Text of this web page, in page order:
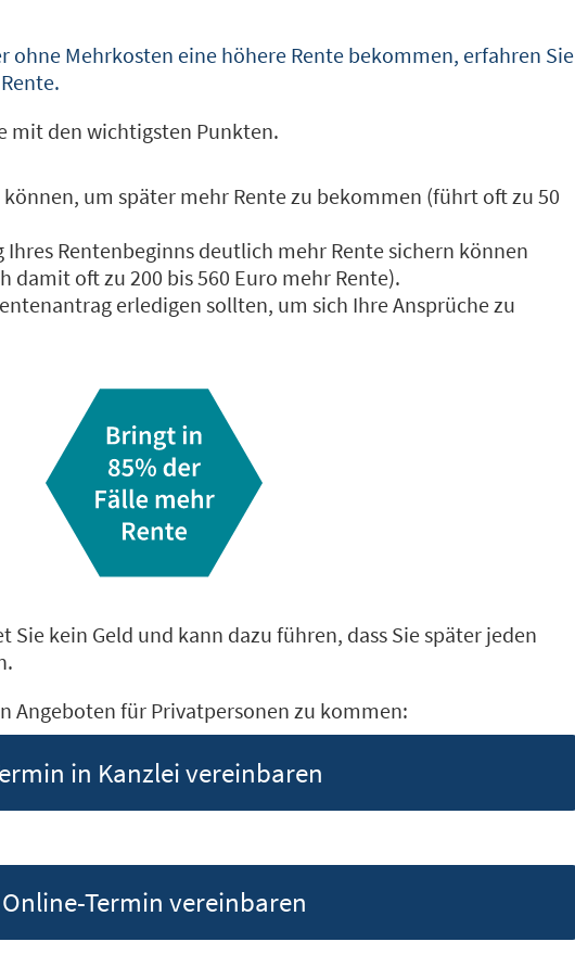
ohne Mehrkosten eine höhere Rente bekommen, erfahren Sie
mit den wichtigsten Punkten.
um später mehr Rente zu bekommen (führt oft zu 50
Rentenbeginns deutlich mehr Rente sichern können
damit oft zu 200 bis 560 Euro mehr Rente).
erledigen sollten, um sich Ihre Ansprüche zu
Sie kein Geld und kann dazu führen, dass Sie später jeden
Angeboten für Privatpersonen zu kommen:
in Kanzlei vereinbaren
Online-Termin vereinbaren